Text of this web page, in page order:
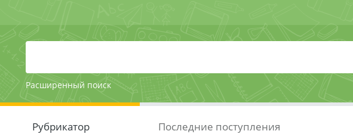
Расширенный поиск
Рубрикатор Последние поступления